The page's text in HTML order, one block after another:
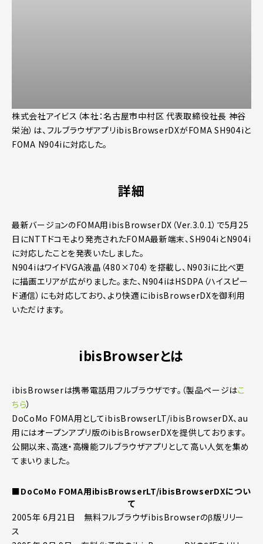
株式会社アイビス（本社：名古屋市中村区 代表取締役社長 神谷
栄治）は、フルブラウザアプリibisBrowserDXがFOMA SH904iと
FOMA N904iに対応した。
詳細
最新バージョンのFOMA用ibisBrowserDX（Ver.3.0.1）で5月25
日にNTTドコモより発売されたFOMA最新端末、SH904iとN904i
に対応したことを発表いたしました。
N904iはワイドVGA液晶（480×704）を搭載し、N903iに比べ更
に描画エリアが広がりました。また、N904iはHSDPA（ハイスピー
ド通信）にも対応しており、より快適にibisBrowserDXを御利用
いただけます。
ibisBrowserとは
ibisBrowserは携帯電話用フルブラウザです。（製品ページはこ
ちら）
DoCoMo FOMA用としてibisBrowserLT/ibisBrowserDX、au
用にはオープンアプリ版のibisBrowserDXを提供しております。
公開以来、高速・高機能フルブラウザアプリとして高い人気を集め
てまいりました。
■DoCoMo FOMA用ibisBrowserLT/ibisBrowserDXについ
て
2005年 6月21日 無料フルブラウザibisBrowserのβ版リリー
ス